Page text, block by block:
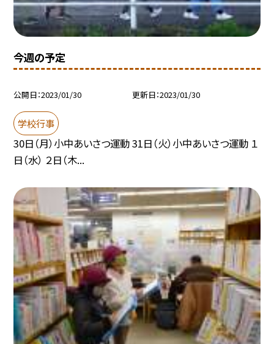
今週の予定
公開日 2023/01/30 更新日 2023/01/30
学校行事
30日（月）小中あいさつ運動 31日（火）小中あいさつ運動 １
日（水） ２日（木...